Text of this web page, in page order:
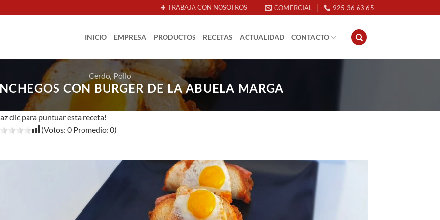
TRABAJA CON NOSOTROS COMERCIAL 925 36 63 65
INICIO EMPRESA PRODUCTOS RECETAS ACTUALIDAD CONTACTO
Cerdo, Pollo
CON BURGER DE LA ABUELA MARGA
clic para puntuar esta receta!
(Votos: 0 Promedio: 0)